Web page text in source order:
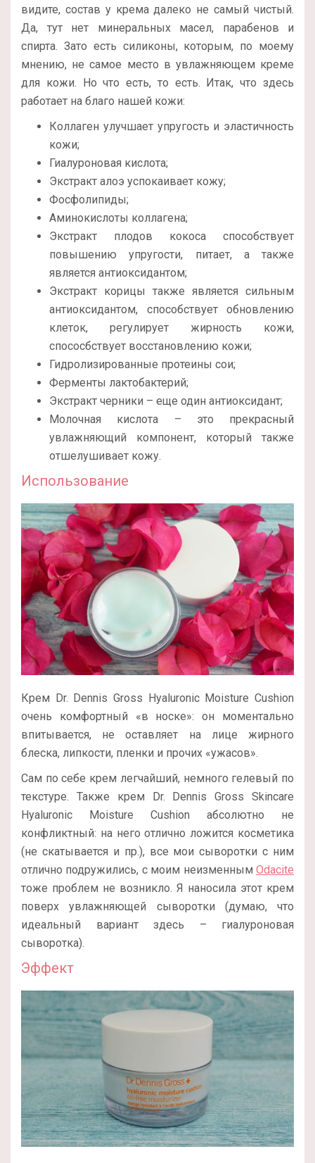
видите, состав у крема далеко не самый чистый.
Да, тут нет минеральных масел, парабенов и
спирта. Зато есть силиконы, которым, по моему
мнению, не самое место в увлажняющем креме
для кожи. Но что есть, то есть. Итак, что здесь
работает на благо нашей кожи:
Коллаген улучшает упругость и эластичность
кожи;
Гиалуроновая кислота;
Экстракт алоэ успокаивает кожу;
Фосфолипиды;
Аминокислоты коллагена;
Экстракт плодов кокоса способствует
повышению упругости, питает, а также
является антиоксидантом;
Экстракт корицы также является сильным
антиоксидантом, способствует обновлению
клеток, регулирует жирность кожи,
спососбствует восстановлению кожи;
Гидролизированные протеины сои;
Ферменты лактобактерий;
Экстракт черники – еще один антиоксидант;
Молочная кислота – это прекрасный
увлажняющий компонент, который также
отшелушивает кожу.
Использование
Крем Dr. Dennis Gross Hyaluronic Moisture Cushion
очень комфортный «в носке»: он моментально
впитывается, не оставляет на лице жирного
блеска, липкости, пленки и прочих «ужасов».
Сам по себе крем легчайший, немного гелевый по
текстуре. Также крем Dr. Dennis Gross Skincare
Hyaluronic Moisture Cushion абсолютно не
конфликтный: на него отлично ложится косметика
(не скатывается и пр.), все мои сыворотки с ним
отлично подружились, с моим неизменным Odacite
тоже проблем не возникло. Я наносила этот крем
поверх увлажняющей сыворотки (думаю, что
идеальный вариант здесь – гиалуроновая
сыворотка).
Эффект